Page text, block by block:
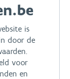
is
door de
voor
en